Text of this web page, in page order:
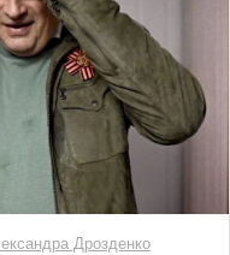
Дрозденко